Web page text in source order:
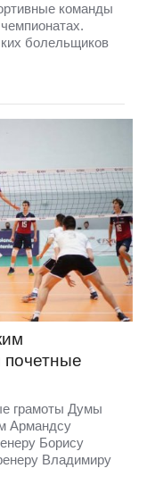
команды
болельщиков
грамоты Думы
Армандсу
Борису
Владимиру